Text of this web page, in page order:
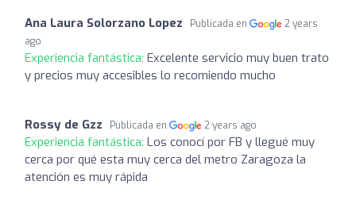
Ana Laura Solorzano Lopez Publicada en
2 years
ago
Experiencia fantástica: Excelente servicio muy buen trato
y precios muy accesibles lo recomiendo mucho
Rossy de Gzz Publicada en 2 years ago
Experiencia fantástica: Los conocí por FB y llegué muy
cerca por qué esta muy cerca del metro Zaragoza la
atención es muy rápida